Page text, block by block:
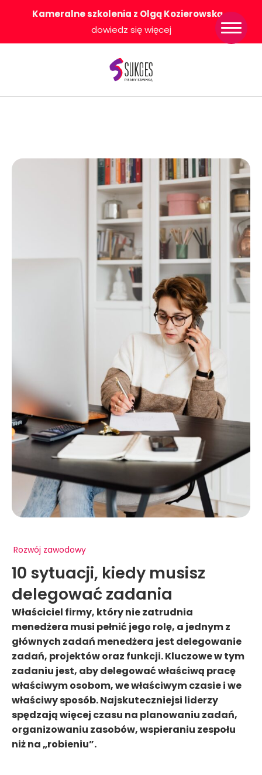
Kameralne szkolenia z Olgą Kozierowską-
dowiedz się więcej
Rozwój zawodowy
10 sytuacji, kiedy musisz
delegować zadania
Właściciel firmy, który nie zatrudnia
menedżera musi pełnić jego rolę, a jednym z
głównych zadań menedżera jest delegowanie
zadań, projektów oraz funkcji. Kluczowe w tym
zadaniu jest, aby delegować właściwą pracę
właściwym osobom, we właściwym czasie i we
właściwy sposób. Najskuteczniejsi liderzy
spędzają więcej czasu na planowaniu zadań,
organizowaniu zasobów, wspieraniu zespołu
niż na „robieniu”.
Strona główna
Konkurs Sukces